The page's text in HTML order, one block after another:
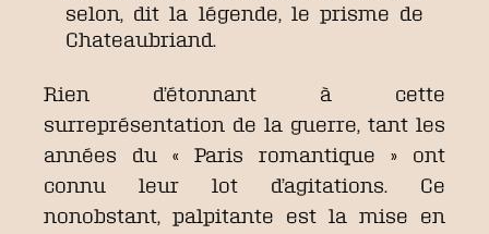
selon, dit la légende, le prisme de
Chateaubriand.
Rien d’étonnant à cette
surreprésentation de la guerre, tant les
années du « Paris romantique » ont
connu leur lot d’agitations. Ce
nonobstant, palpitante est la mise en